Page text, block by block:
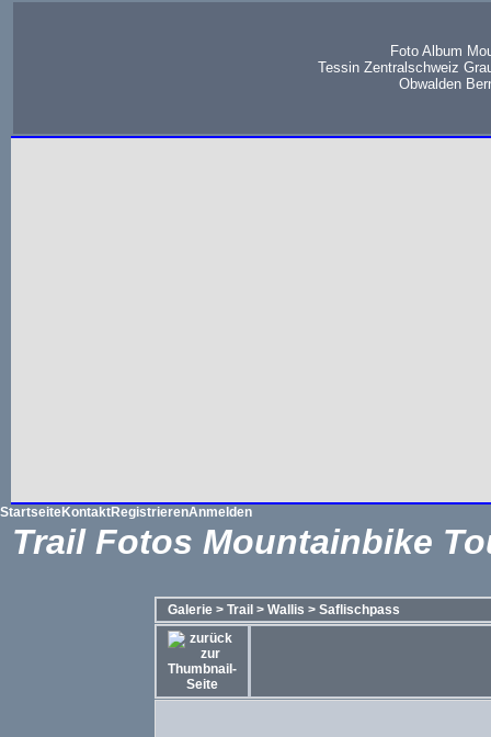
Foto Album
Tessin Zentralschweiz
Obwalden
StartseiteKontaktRegistrierenAnmelden
Trail Fotos Mountainbike
Galerie> Trail > Wallis > Saflischpass